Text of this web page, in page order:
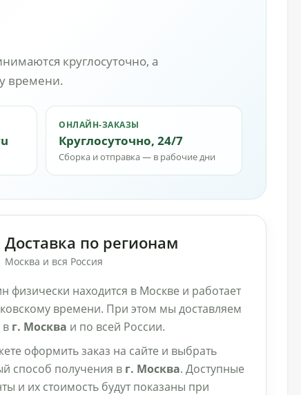
круглосуточно, а
времени.
ОНЛАЙН-ЗАКАЗЫ
Круглосуточно, 24/7
Сборка и отправка — в рабочие дни
Доставка по регионам
Москва и вся Россия
физически находится в Москве и работает
времени. При этом мы доставляем
в г. Москва и по всей России.
оформить заказ на сайте и выбрать
способ получения в г. Москва. Доступные
и их стоимость будут показаны при